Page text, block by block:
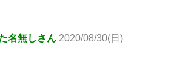
名無しさん 2020/08/30(日)